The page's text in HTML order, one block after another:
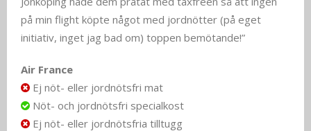
på min flight köpte något med jordnötter (på eget
initiativ, inget jag bad om) toppen bemötande!”
Air France
Ej nöt- eller jordnötsfri mat
Nöt- och jordnötsfri specialkost
Ej nöt- eller jordnötsfria tilltugg